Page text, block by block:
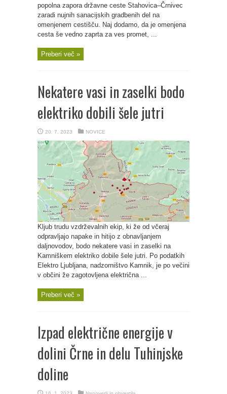
popolna zapora državne ceste Stahovica–Črnivec
zaradi nujnih sanacijskih gradbenih del na
omenjenem cestišču. Naj dodamo, da je omenjena
cesta še vedno zaprta za ves promet, ...
Preberi več »
Nekatere vasi in zaselki bodo
elektriko dobili šele jutri
20. 7. 2023 NOVICE
Kljub trudu vzdrževalnih ekip, ki že od včeraj
odpravljajo napake in hitijo z obnavljanjem
daljnovodov, bodo nekatere vasi in zaselki na
Kamniškem elektriko dobile šele jutri. Po podatkih
Elektro Ljubljana, nadzorništvo Kamnik, je po večini
v občini že zagotovljena električna ...
Preberi več »
Izpad električne energije v
dolini Črne in delu Tuhinjske
doline